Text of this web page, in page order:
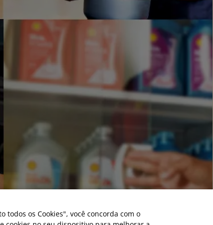
todos os Cookies", você concorda com o